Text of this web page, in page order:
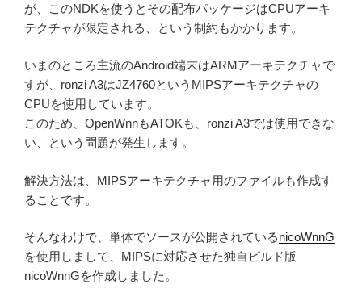
が、このNDKを使うとその配布パッケージはCPUアーキ
テクチャが限定される、という制約もかかります。
いまのところ主流のAndroid端末はARMアーキテクチャで
すが、ronzi A3はJZ4760というMIPSアーキテクチャの
CPUを使用しています。
このため、OpenWnnもATOKも、ronzi A3では使用できな
い、という問題が発生します。
解決方法は、MIPSアーキテクチャ用のファイルも作成す
ることです。
そんなわけで、単体でソースが公開されているnicoWnnG
を使用しまして、MIPSに対応させた独自ビルド版
nicoWnnGを作成しました。